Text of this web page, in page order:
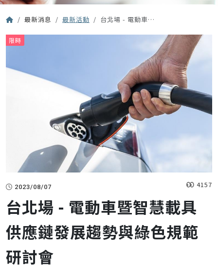
最新消息 最新活動 台北場 - 電動車暨智慧載具供應鏈發展趨勢與綠色規範研討會
限時
2023/08/07 4157
台北場 - 電動車暨智慧載具
供應鏈發展趨勢與綠色規範
研討會